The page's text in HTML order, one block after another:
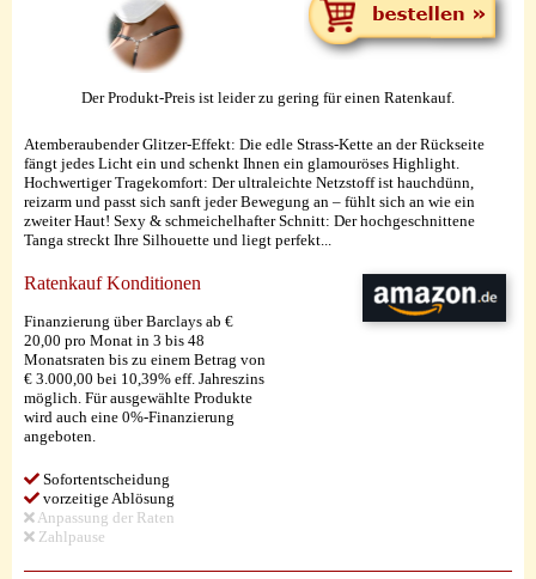
Atemberaubender Glitzer-Effekt: Die edle Strass-Kette an der Rückseite
fängt jedes Licht ein und schenkt Ihnen ein glamouröses Highlight.
Hochwertiger Tragekomfort: Der ultraleichte Netzstoff ist hauchdünn,
reizarm und passt sich sanft jeder Bewegung an – fühlt sich an wie ein
zweiter Haut! Sexy & schmeichelhafter Schnitt: Der hochgeschnittene
Tanga streckt Ihre Silhouette und liegt perfekt...
Ratenkauf Konditionen
Finanzierung über Barclays ab €
20,00 pro Monat in 3 bis 48
Monatsraten bis zu einem Betrag von
€ 3.000,00 bei 10,39% eff. Jahreszins
möglich. Für ausgewählte Produkte
wird auch eine 0%-Finanzierung
angeboten.
Sofortentscheidung
vorzeitige Ablösung
Anpassung der Raten
Zahlpause
Der Produkt-Preis ist leider zu gering für einen Ratenkauf.